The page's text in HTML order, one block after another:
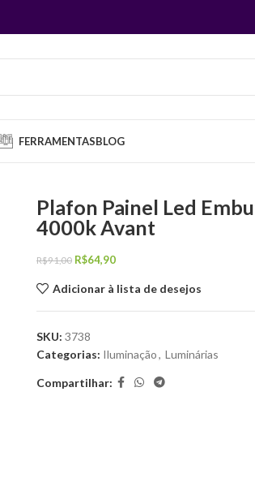
FERRAMENTASBLOG
Plafon Painel Led
4000k Avant
R$91,00 R$64,90
Adicionar à lista de desejos
SKU: 3738
Categorias: Iluminação, Luminárias
Compartilhar: